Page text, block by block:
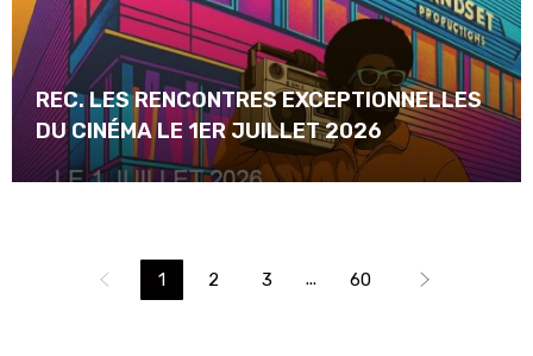
REC. LES RENCONTRES EXCEPTIONNELLES
DU CINÉMA LE 1ER JUILLET 2026
1 2 3 ... 60